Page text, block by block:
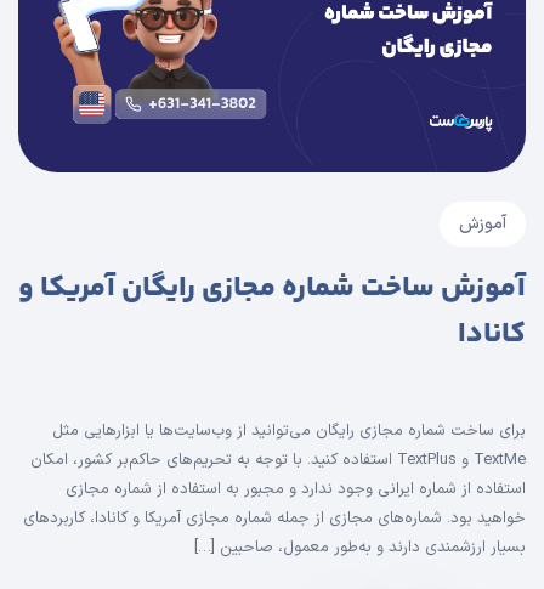
آموزش
آموزش ساخت شماره مجازی رایگان آمریکا و
کانادا
برای ساخت شماره مجازی رایگان می‌توانید از وب‌سایت‌ها یا ابزارهایی مثل
TextMe و TextPlus استفاده کنید. با توجه به تحریم‌های حاکم‌بر کشور، امکان
استفاده از شماره ایرانی وجود ندارد و مجبور به استفاده از شماره مجازی
خواهید بود. شماره‌های مجازی از جمله شماره مجازی آمریکا و کانادا، کاربرد‌های
بسیار ارزشمندی دارند و به‌طور معمول، صاحبین […]